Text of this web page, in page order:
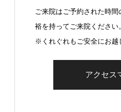
ご来院はご予約された時
裕を持ってご来院ください。
※くれぐれもご安全にお越
アクセス